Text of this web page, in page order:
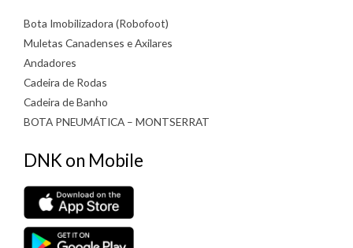
Bota Imobilizadora (Robofoot)
Muletas Canadenses e Axilares
Andadores
Cadeira de Rodas
Cadeira de Banho
BOTA PNEUMÁTICA – MONTSERRAT
DNK on Mobile